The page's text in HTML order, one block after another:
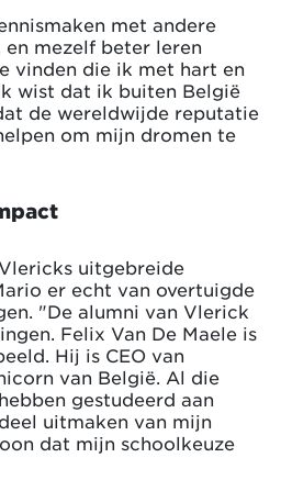
met andere
mezelf beter leren
vinden die ik met hart en
wist dat ik buiten België
de wereldwijde reputatie
om mijn dromen te
uitgebreide
er echt van overtuigde
"De alumni van Vlerick
Felix Van De Maele is
Hij is CEO van
van België. Al die
gestudeerd aan
uitmaken van mijn
dat mijn schoolkeuze